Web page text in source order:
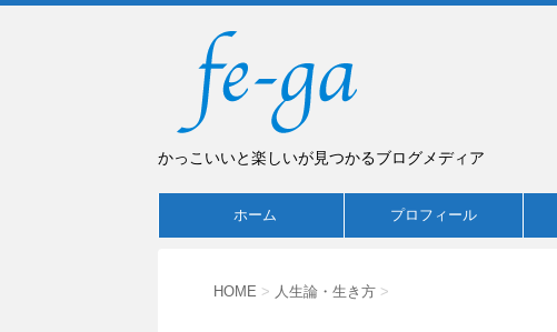
かっこいいと楽しいが見つかるブログメディア
ホーム プロフィール
HOME > 人生論・生き方 >